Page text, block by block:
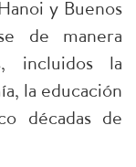
y Buenos
de manera
incluidos la
la educación
décadas de